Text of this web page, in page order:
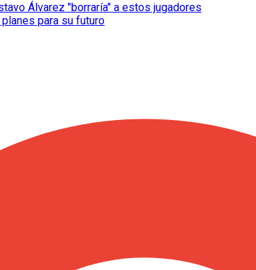
Álvarez "borraría" a estos jugadores
para su futuro